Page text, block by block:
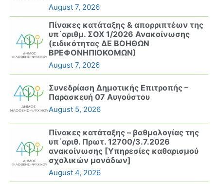
August 7, 2026
Πίνακες κατάταξης & απορριπτέων της
υπ΄αριθμ. ΣΟΧ 1/2026 Ανακοίνωσης
(ειδικότητας ΔΕ ΒΟΗΘΩΝ
ΒΡΕΦΟΝΗΠΙΟΚΟΜΩΝ)
August 7, 2026
Συνεδρίαση Δημοτικής Επιτροπής –
Παρασκευή 07 Αυγούστου
August 5, 2026
Πίνακες κατάταξης – βαθμολογίας της
υπ΄αριθ. Πρωτ. 12700/3.7.2026
ανακοίνωσης [Υπηρεσίες καθαρισμού
σχολικών μονάδων]
August 4, 2026